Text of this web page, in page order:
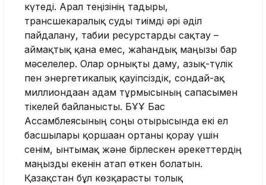
күтеді. Арал теңізінің тағдыры,
трансшекаралық суды тиімді әрі әділ
пайдалану, табиғи ресурстарды сақтау –
аймақтық қана емес, жаһандық маңызы бар
мәселелер. Олар орнықты даму, азық-түлік
пен энергетикалық қауіпсіздік, сондай-ақ
миллиондаған адам тұрмысының сапасымен
тікелей байланысты. БҰҰ Бас
Ассамблеясының соңғы отырысында екі ел
басшылары қоршаған ортаны қорғау үшін
сенім, ынтымақ және бірлескен әрекеттердің
маңызды екенін атап өткен болатын.
Қазақстан бұл көзқарасты толық